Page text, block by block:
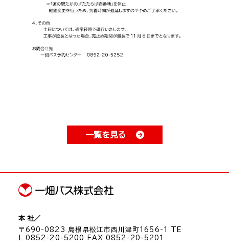
一覧を見る
本 社／
〒690-0823 島根県松江市西川津町1656-1 TE
L 0852-20-5200 FAX 0852-20-5201